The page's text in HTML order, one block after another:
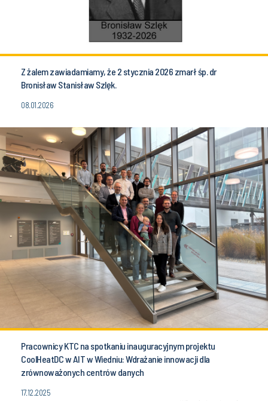
Z żalem zawiadamiamy, że 2 stycznia 2026 zmarł śp. dr
Bronisław Stanisław Szlęk.
08.01.2026
Pracownicy KTC na spotkaniu inauguracyjnym projektu
CoolHeatDC w AIT w Wiedniu: Wdrażanie innowacji dla
zrównoważonych centrów danych
17.12.2025